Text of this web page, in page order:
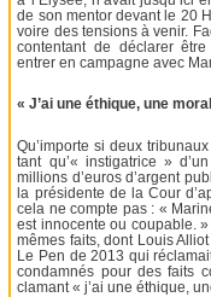
de son mentor devant le 20
voire des tensions à venir.
contentant de déclarer
entrer en campagne avec
« J’ai une éthique, une
Qu’importe si deux
tant qu’« instigatrice »
millions d’euros d’argent
la présidente de la Cour
cela ne compte pas : «
est innocente ou coupable.
mêmes faits, dont Louis
Le Pen de 2013 qui
condamnés pour des faits
clamant « j’ai une éthique,